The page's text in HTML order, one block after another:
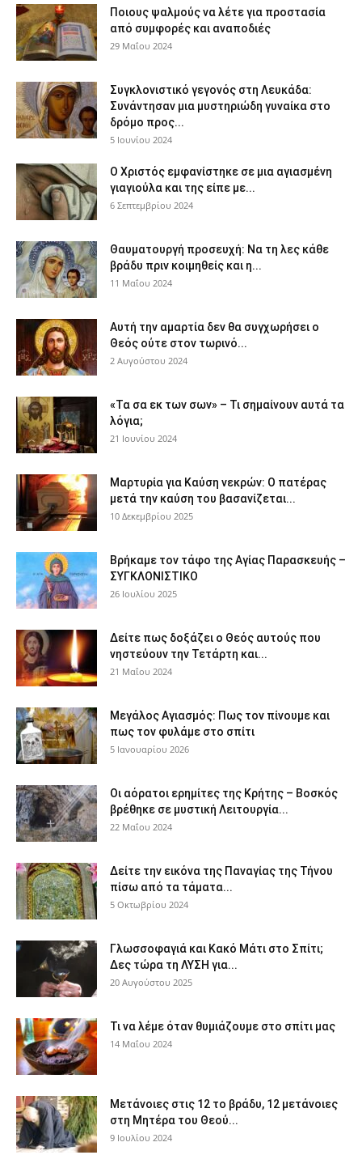
Ποιους ψαλμούς να λέτε για προστασία
από συμφορές και αναποδιές
29 Μαΐου 2024
Συγκλονιστικό γεγονός στη Λευκάδα:
Συνάντησαν μια μυστηριώδη γυναίκα στο
δρόμο προς...
5 Ιουνίου 2024
Ο Χριστός εμφανίστηκε σε μια αγιασμένη
γιαγιούλα και της είπε με...
6 Σεπτεμβρίου 2024
Θαυματουργή προσευχή: Να τη λες κάθε
βράδυ πριν κοιμηθείς και η...
11 Μαΐου 2024
Αυτή την αμαρτία δεν θα συγχωρήσει ο
Θεός ούτε στον τωρινό...
2 Αυγούστου 2024
«Τα σα εκ των σων» – Τι σημαίνουν αυτά τα
λόγια;
21 Ιουνίου 2024
Μαρτυρία για Καύση νεκρών: Ο πατέρας
μετά την καύση του βασανίζεται...
10 Δεκεμβρίου 2025
Βρήκαμε τον τάφο της Αγίας Παρασκευής –
ΣΥΓΚΛΟΝΙΣΤΙΚΟ
26 Ιουλίου 2025
Δείτε πως δοξάζει ο Θεός αυτούς που
νηστεύουν την Τετάρτη και...
21 Μαΐου 2024
Μεγάλος Αγιασμός: Πως τον πίνουμε και
πως τον φυλάμε στο σπίτι
5 Ιανουαρίου 2026
Οι αόρατοι ερημίτες της Κρήτης – Βοσκός
βρέθηκε σε μυστική Λειτουργία...
22 Μαΐου 2024
Δείτε την εικόνα της Παναγίας της Τήνου
πίσω από τα τάματα...
5 Οκτωβρίου 2024
Γλωσσοφαγιά και Κακό Μάτι στο Σπίτι;
Δες τώρα τη ΛΥΣΗ για...
20 Αυγούστου 2025
Τι να λέμε όταν θυμιάζουμε στο σπίτι μας
14 Μαΐου 2024
Μετάνοιες στις 12 το βράδυ, 12 μετάνοιες
στη Μητέρα του Θεού...
9 Ιουλίου 2024